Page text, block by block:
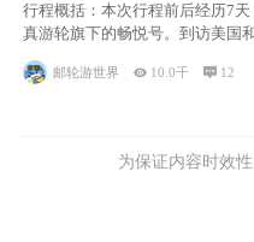
行程概括：本次行程前后经历7
真游轮旗下的畅悦号。到访美国
个州/省：美国华盛顿州
邮轮游世界  10.0千  12
为保证内容时效